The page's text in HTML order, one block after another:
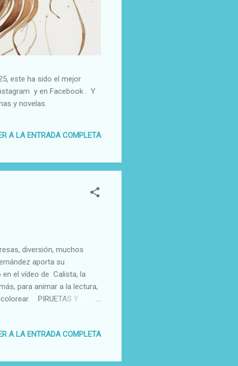
este ha sido el mejor
y en Facebook . Y
y novelas.
A LA ENTRADA COMPLETA
diversión, muchos
aporta su
el vídeo de Calista, la
para animar a la lectura,
PIRUETAS Y
A LA ENTRADA COMPLETA